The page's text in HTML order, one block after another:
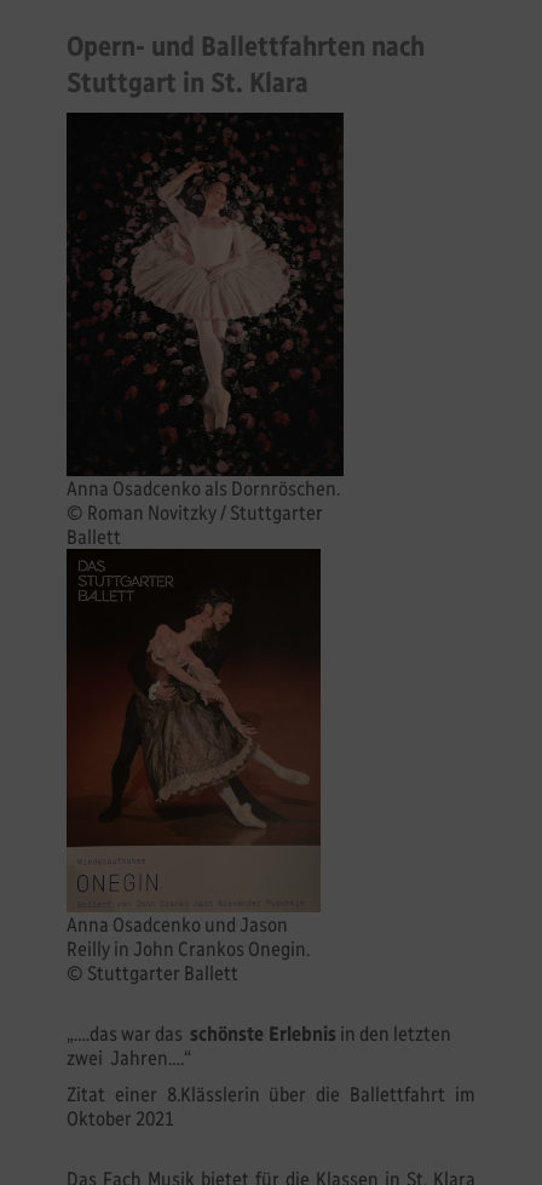
Opern- und Ballettfahrten nach
Stuttgart in St. Klara
Anna Osadcenko als Dornröschen.
© Roman Novitzky / Stuttgarter
Ballett
Anna Osadcenko und Jason
Reilly in John Crankos Onegin.
© Stuttgarter Ballett
„….das war das schönste Erlebnis in den letzten
zwei Jahren….“
Zitat einer 8.Klässlerin über die Ballettfahrt im
Oktober 2021
Das Fach Musik bietet für die Klassen in St. Klara